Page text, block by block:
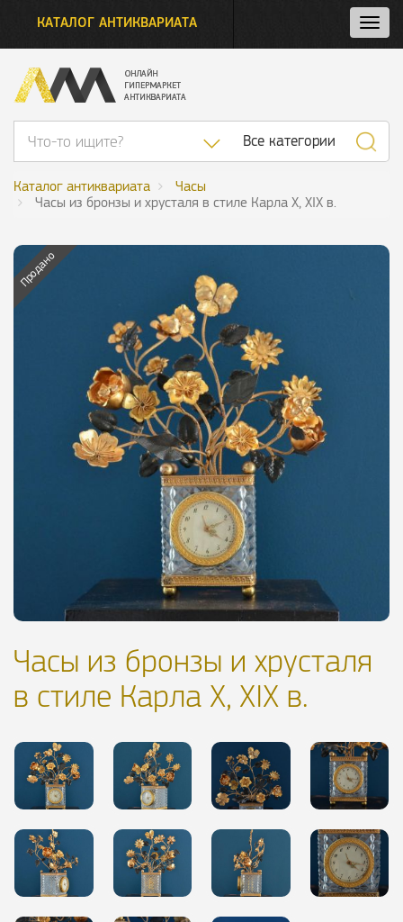
и
КАТАЛОГ АНТИКВАРИАТА
Список
Все категории
Каталог антиквариата
Часы
Часы из бронзы и хрусталя в стиле Карла X, XIX в.
Продано
Часы из бронзы и хрусталя
в стиле Карла X, XIX в.